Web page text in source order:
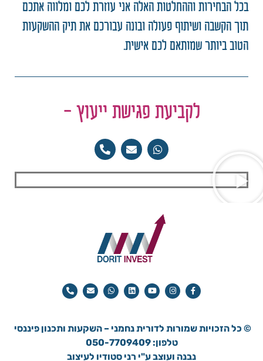
בכל הבחירות וההחלטות האלה אני עוזרת לכם ומלווה אתכם
תוך הקשבה ושיתוף פעולה ובונה עבורכם את תיק ההשקעות
הטוב ביותר שמותאם לכם אישית.
לקביעת פגישת ייעוץ -
© כל הזכויות שמורות לדורית נחמני – השקעות ותכנון פיננסי
טלפון: 050-7709409
נבנה ועוצב ע"י רני סטודיו לעיצוב